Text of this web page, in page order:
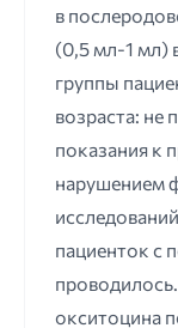
в
(0,5 мл-1 мл)
группы
возраста: не
показания к
нарушением
пациенток с
окситоцина